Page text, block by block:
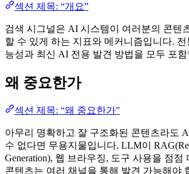
섹션 제목: “개요”
검색 시그널은 AI 시스템이 여러분의 콘텐
할 수 있게 하는 지표와 메커니즘입니다.
능성과 최신 AI 전용 발견 방법을 모두 포함
왜 중요한가
섹션 제목: “왜 중요한가”
아무리 명확하고 잘 구조화된 콘텐츠라도
수 없다면 무용지물입니다. LLM이
Generation), 웹 브라우징, 도구 사용을 점점
콘텐츠는 여러 채널을 통해 발견 가능해야